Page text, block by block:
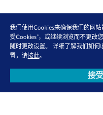
我们使用Cookies来确保我们的网
受Cookies”，或继续浏览而不更改
随时更改设置。 详细了解我们如
置，请按此。
接